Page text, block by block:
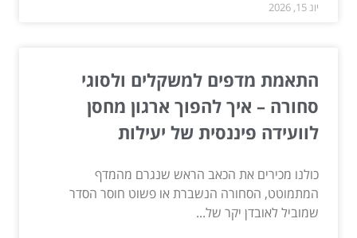
יונ 15, 2026
התאמת מדפים למשקלים ולסוגי
סחורה – איך להפוך ארגון מחסן
לוועידה פיננסית של יעילות
כולנו מכירים את הכאב הראש שנגרם מהמדף
המתמוטט, הסחורה הנשברת או פשוט חוסר הסדר
שמוביל לאובדן יקר של...